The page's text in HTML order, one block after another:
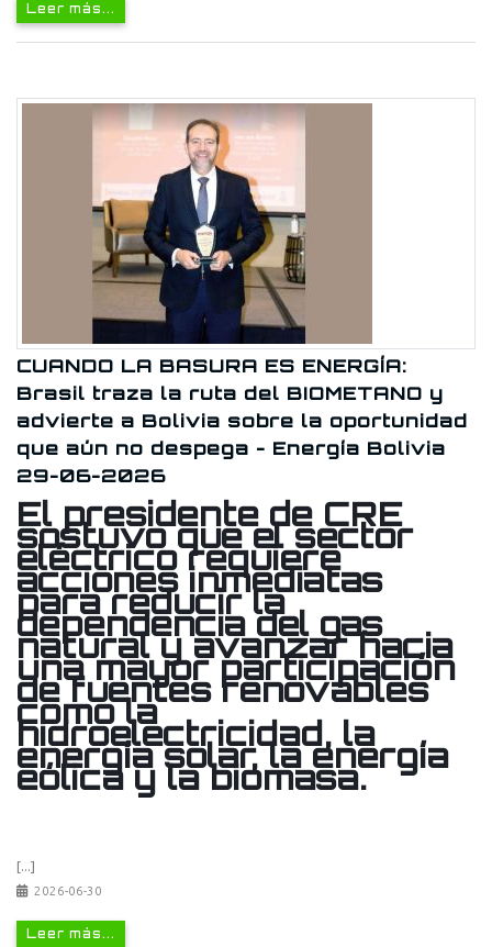
Leer más...
CUANDO LA BASURA ES ENERGÍA:
Brasil traza la ruta del BIOMETANO y
advierte a Bolivia sobre la oportunidad
que aún no despega - Energía Bolivia
29-06-2026
El presidente de CRE
sostuvo que el sector
eléctrico requiere
acciones inmediatas
para reducir la
dependencia del gas
natural y avanzar hacia
una mayor participación
de fuentes renovables
como la
hidroelectricidad, la
energía solar, la energía
eólica y la biomasa.
[...]
2026-06-30
Leer más...